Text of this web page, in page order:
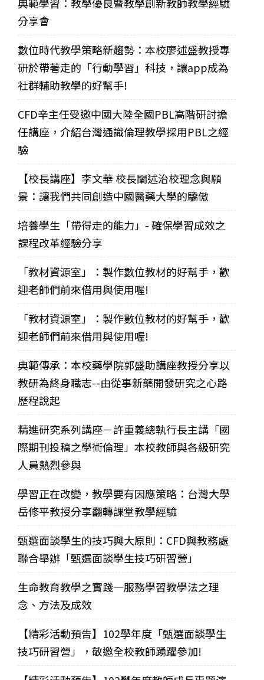
分享會
數位時代教學策略新趨勢：本校廖述盛教授專
研於帶著走的「行動學習」科技，讓app成為
社群輔助教學的好幫手!
CFD辛主任受邀中國大陸全國PBL高階研討擔
任講座，介紹台灣通識倫理教學採用PBL之經
驗
【校長講座】李文華 校長闡述治校理念與願
景：讓我們共同創造中國醫藥大學的驕傲
培養學生「帶得走的能力」- 確保學習成效之
課程改革經驗分享
「教材資源室」：製作數位教材的好幫手，歡
迎老師們前來借用與使用喔!
「教材資源室」：製作數位教材的好幫手，歡
迎老師們前來借用與使用喔!
典範傳承：本校藥學院郭盛助講座教授分享以
教研為終身職志--由從事新藥開發研究之心路
歷程說起
精進研究系列講座－許重義總執行長主講「國
際期刊投稿之學術倫理」本校教師與各級研究
人員熱烈參與
學習正在改變，教學要有因應策略：台灣大學
岳修平教授分享翻轉課堂教學經驗
甄選面談學生的技巧與大原則：CFD與教務處
聯合舉辦「甄選面談學生技巧研習營」
生命教育教學之實踐—服務學習教學法之理
念、方法及成效
【精彩活動預告】102學年度「甄選面談學生
技巧研習營」，敬邀全校教師踴躍參加!